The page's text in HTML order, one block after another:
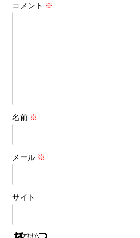
コメント ※
名前 ※
メール ※
サイト